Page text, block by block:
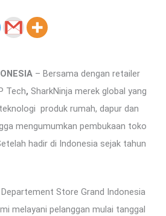
– Bersama dengan retailer
Tech, SharkNinja merek global yang
produk rumah, dapur dan
mengumumkan pembukaan toko
hadir di Indonesia sejak tahun
Departement Store Grand Indonesia
melayani pelanggan mulai tanggal